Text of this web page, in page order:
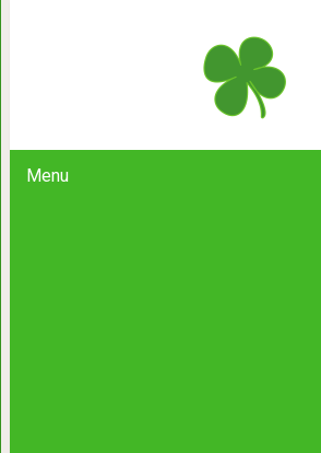
Menu